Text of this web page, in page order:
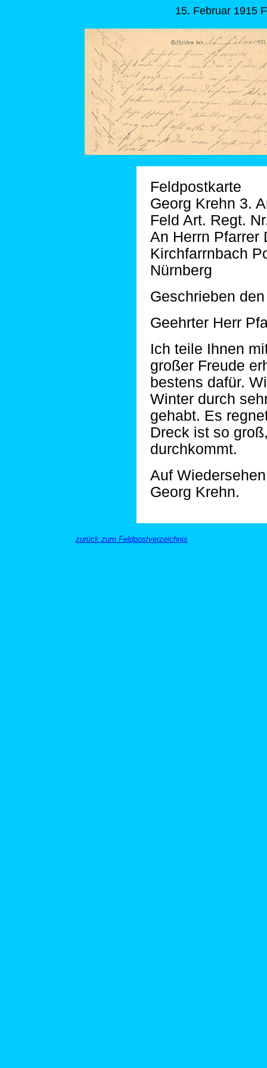
15. Februar 1915
Feldpostkarte
Georg Krehn 3.
Feld Art. Regt.
An Herrn Pfarrer
Kirchfarrnbach
Nürnberg
Geschrieben
Geehrter Herr
Ich teile Ihnen
großer Freude
bestens dafür.
Winter durch
gehabt. Es
Dreck ist so
durchkommt.
Auf
Georg Krehn.
zurück zum Feldpostverzeichnis